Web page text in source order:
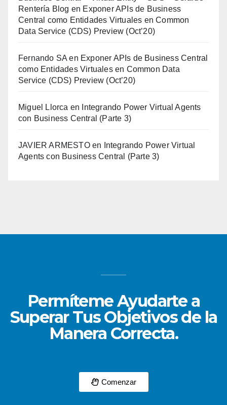
Rentería Blog en Exponer APIs de Business
Central como Entidades Virtuales en Common
Data Service (CDS) Preview (Oct’20)
Fernando SA en Exponer APIs de Business Central
como Entidades Virtuales en Common Data
Service (CDS) Preview (Oct’20)
Miguel Llorca en
Integrando Power Virtual Agents
con Business Central (Parte 3)
JAVIER ARMESTOen
Integrando Power Virtual
Agents con Business Central (Parte 3)
Permíteme Ayudarte a
Superar Tus Objetivos de la
Manera Correcta.
Comenzar